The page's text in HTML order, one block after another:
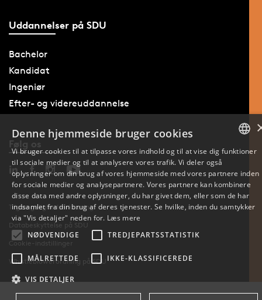
Uddannelser på SDU
Bachelor
Kandidat
Ingeniør
Efter- og videreuddannelse
Følg os
Tilgængelighedserklæring
Databeskyttelse på SDU
Cookie-indstillinger
Whistleblowerordning på SDU
ENGLISH
Denne hjemmeside bruger cookies
Vi bruger cookies til at tilpasse vores indhold og til at vise dig funktioner
til sociale medier og til at analysere vores trafik. Vi deler også
oplysninger om din brug af vores hjemmeside med vores partnere inden
for sociale medier og analysepartnere. Vores partnere kan kombinere
disse data med andre oplysninger, du har givet dem, eller som de har
indsamlet fra din brug af deres tjenester. Se hvilke, inden du samtykker
via "Vis detaljer" neden for. Læs mere
NØDVENDIGE
TREDJEPARTSSTATISTIK
MÅLRETTEDE IKKE-KLASSIFICEREDE
VIS DETALJER